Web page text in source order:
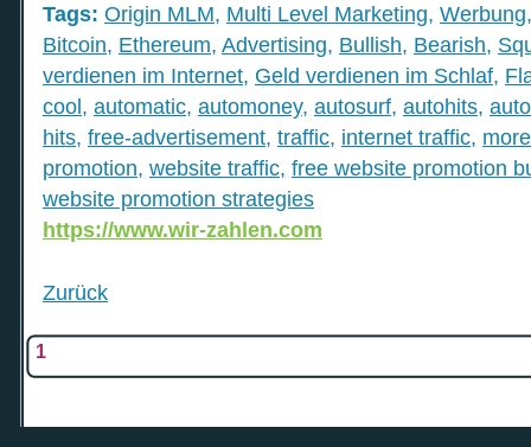
Tags: Origin MLM, Multi Level Marketing, Werbung
Bitcoin, Ethereum, Advertising, Bullish, Bearish,
verdienen im Internet, Geld verdienen im Schlaf,
cool, automatic, automoney, autosurf, autohits,
hits, free-advertisement, traffic, internet traffic,
promotion, website traffic, free website promotion
website promotion strategies
https://www.wir-zahlen.com
Zurück
1